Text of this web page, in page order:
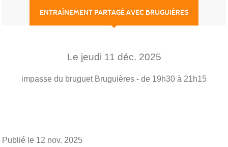
ENTRAÎNEMENT PARTAGÉ AVEC BRUGUIÈRES
Le jeudi 11 déc. 2025
impasse du bruguet Bruguières - de 19h30 à 21h15
Publié le 12 nov. 2025